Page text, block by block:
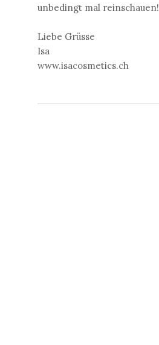
unbedingt mal reinschauen!
Liebe Grüsse
Isa
www.isacosmetics.ch